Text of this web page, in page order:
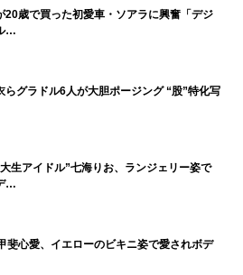
20歳で買った初愛車・ソアラに興奮「デジ
…
らグラドル6人が大胆ポージング “股”特化写
生アイドル”七海りお、ランジェリー姿で
…
斐心愛、イエローのビキニ姿で愛されボデ